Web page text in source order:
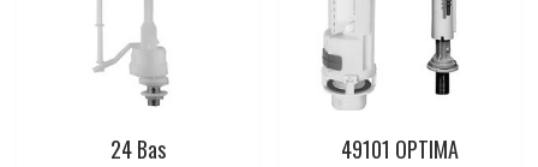
24 Bas 49101 OPTIMA